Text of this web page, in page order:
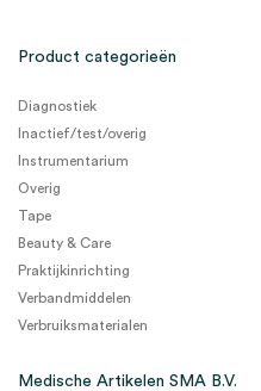
Product categorieën
Diagnostiek
Inactief/test/overig
Instrumentarium
Overig
Tape
Beauty & Care
Praktijkinrichting
Verbandmiddelen
Verbruiksmaterialen
Medische Artikelen SMA B.V.